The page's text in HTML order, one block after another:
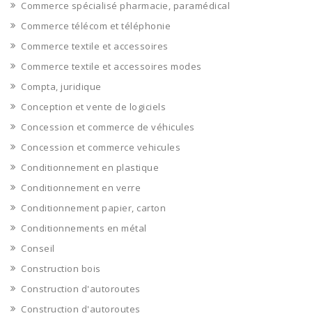
Commerce spécialisé pharmacie, paramédical
Commerce télécom et téléphonie
Commerce textile et accessoires
Commerce textile et accessoires modes
Compta, juridique
Conception et vente de logiciels
Concession et commerce de véhicules
Concession et commerce vehicules
Conditionnement en plastique
Conditionnement en verre
Conditionnement papier, carton
Conditionnements en métal
Conseil
Construction bois
Construction d'autoroutes
Construction d'autoroutes